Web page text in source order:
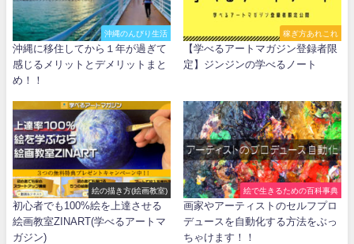
沖縄のんびり生活
沖縄に移住してから１年が過ぎて
感じるメリットとデメリットまと
め！！
稼ぎ方あれこれ
【学べるアートマガジン登録者限
定】ジンジンの学べるノート
絵の描き方(絵画教室)
初心者でも100%絵を上達させる
絵画教室ZINART(学べるアートマ
ガジン)
絵で生きるための百科事典
画家やアーティストのセルフプロ
デュースを自動化する方法をぶっ
ちゃけます！！